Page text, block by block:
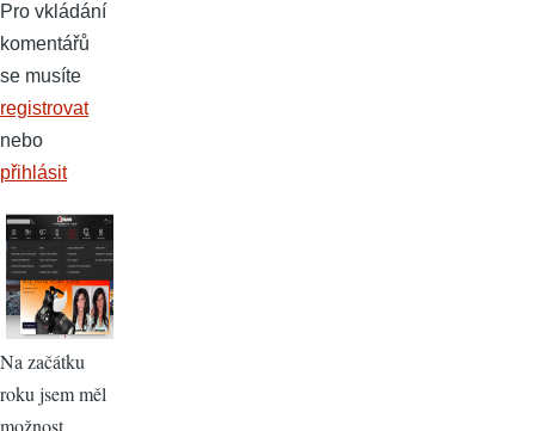
Pro vkládání
komentářů
se musíte
registrovat
nebo
přihlásit
Na začátku
roku jsem měl
možnost